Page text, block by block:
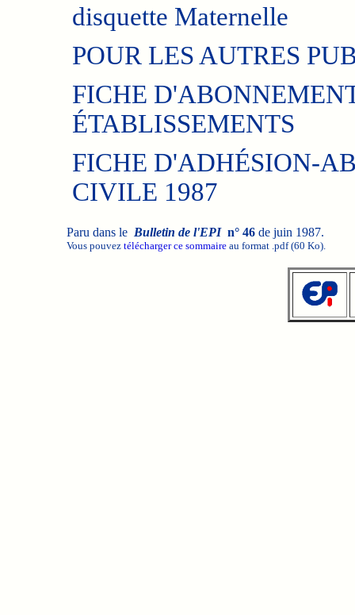
disquette Maternelle
POUR LES AUTRES
FICHE
ÉTABLISSEMENTS
FICHE D'ADHÉSION-
CIVILE 1987
Paru dans le Bulletin de l'EPI n° 46de juin 1987.
Vous pouvez télécharger ce sommaireau format .pdf (60 Ko).